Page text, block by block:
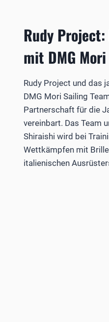
Rudy
mit DMG
Rudy Project und das
DMG Mori Sailing
Partnerschaft für die
vereinbart. Das Team
Shiraishi wird bei
Wettkämpfen mit
italienischen